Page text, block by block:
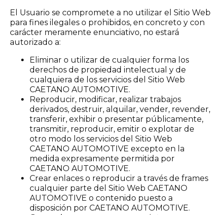
El Usuario se compromete a no utilizar el Sitio Web
para fines ilegales o prohibidos, en concreto y con
carácter meramente enunciativo, no estará
autorizado a:
Eliminar o utilizar de cualquier forma los
derechos de propiedad intelectual y de
cualquiera de los servicios del Sitio Web
CAETANO AUTOMOTIVE.
Reproducir, modificar, realizar trabajos
derivados, destruir, alquilar, vender, revender,
transferir, exhibir o presentar públicamente,
transmitir, reproducir, emitir o explotar de
otro modo los servicios del Sitio Web
CAETANO AUTOMOTIVE excepto en la
medida expresamente permitida por
CAETANO AUTOMOTIVE.
Crear enlaces o reproducir a través de frames
cualquier parte del Sitio Web CAETANO
AUTOMOTIVE o contenido puesto a
disposición por CAETANO AUTOMOTIVE.